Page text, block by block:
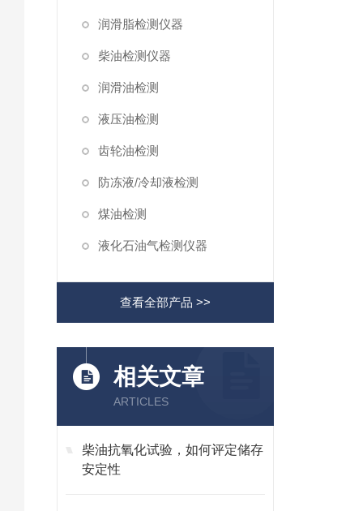
润滑脂检测仪器
柴油检测仪器
润滑油检测
液压油检测
齿轮油检测
防冻液/冷却液检测
煤油检测
液化石油气检测仪器
查看全部产品 >>
相关文章
ARTICLES
柴油抗氧化试验，如何评定储存
安定性